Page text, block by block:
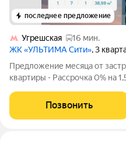
последнее предложение
Угрешская
16 мин.
ЖК «УЛЬТИМА Сити», 3
Предложение месяца от
квартиры - Рассрочка 0% на
7% на 7 лет - Семейная
Ипотека для всех на весь
Позвонить